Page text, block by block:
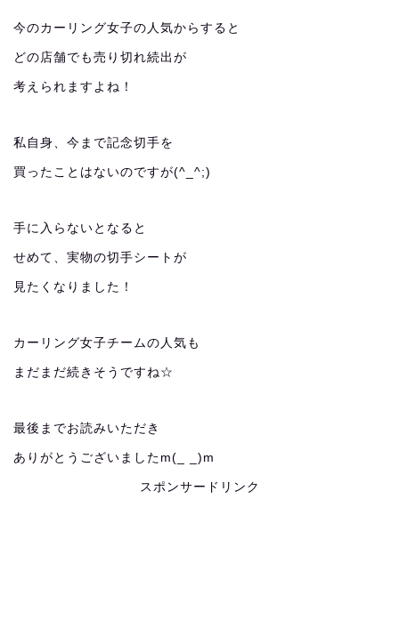
今のカーリング女子の人気からすると
どの店舗でも売り切れ続出が
考えられますよね！
私自身、今まで記念切手を
買ったことはないのですが(^_^;)
手に入らないとなると
せめて、実物の切手シートが
見たくなりました！
カーリング女子チームの人気も
まだまだ続きそうですね☆
最後までお読みいただき
ありがとうございましたm(_ _)m
スポンサードリンク